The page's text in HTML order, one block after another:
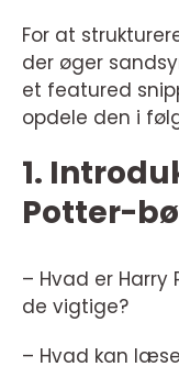
For at
der øger
et featured
opdele den i
1.
Potter-
– Hvad er
de vigtige?
– Hvad kan